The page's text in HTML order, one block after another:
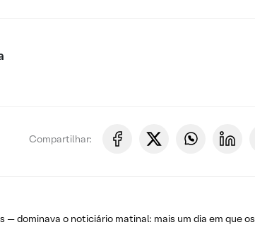
Compartilhar:
dominava o noticiário matinal: mais um dia em que os